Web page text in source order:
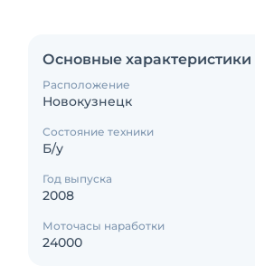
Основные характеристики
Расположение
Новокузнецк
Состояние техники
Б/у
Год выпуска
2008
Моточасы наработки
24000